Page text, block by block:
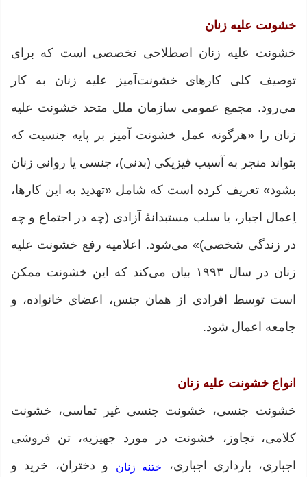
خشونت علیه زنان
خشونت علیه زنان اصطلاحی تخصصی است که برای
توصیف کلی کارهای خشونت‌آمیز علیه زنان به کار
می‌رود. مجمع عمومی سازمان ملل متحد خشونت علیه
زنان را «هرگونه عمل خشونت آمیز بر پایه جنسیت که
بتواند منجر به آسیب فیزیکی (بدنی)، جنسی یا روانی زنان
بشود» تعریف کرده است که شامل «تهدید به این کارها،
اِعمال اجبار، یا سلب مستبدانهٔ آزادی (چه در اجتماع و چه
در زندگی شخصی)» می‌شود. اعلامیه رفع خشونت علیه
زنان در سال ۱۹۹۳ بیان می‌کند که این خشونت ممکن
است توسط افرادی از همان جنس، اعضای خانواده، و
جامعه اعمال شود.
انواع خشونت علیه زنان
خشونت جنسی، خشونت جنسی غیر تماسی، خشونت
کلامی، تجاوز، خشونت در مورد جهیزیه، تن فروشی
اجباری، بارداری اجباری،
ختنه زنان و دختران، خرید و